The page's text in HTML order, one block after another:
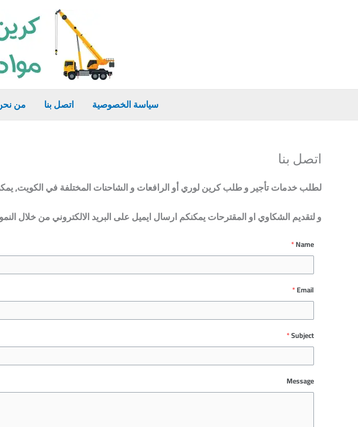
سياسة الخصوصية اتصل بنا من
اتصل بنا
لطلب خدمات تأجير و طلب كرين لوري أو الرافعات و الشاحنات المختلفة في الكويت, يمكنكم
و لتقديم الشكاوي او المقترحات يمكنكم ارسال ايميل على البريد الالكتروني من خلال
Name
*
Email
*
Subject
*
Message